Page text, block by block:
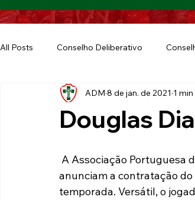
All Posts Conselho Deliberativo
Ação Social Futebol Americano
Paulista A2 2019 Portuguesas pelo
Douglas
ADM 8 de jan. de 2021 1
anunciam a contratação
temporada. Versátil, o